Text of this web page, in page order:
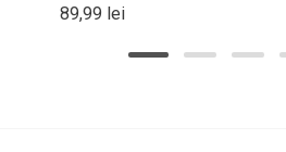
89,99 leiPret